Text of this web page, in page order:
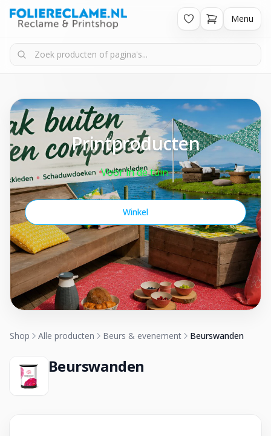
Menu
Printproducten
Voor in de tuin.
Winkel
Shop Alle producten Beurs & evenement Beurswanden
Beurswanden